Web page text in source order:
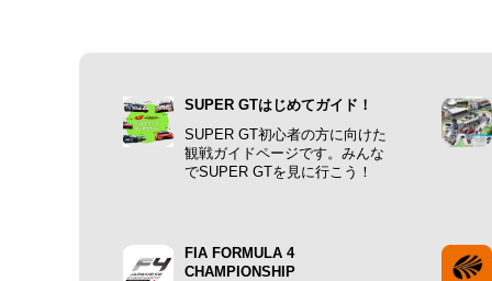
SUPER GTはじめてガイド！
SUPER GT初心者の方に向けた
観戦ガイドページです。みんな
でSUPER GTを見に行こう！
FIA FORMULA 4
CHAMPIONSHIP